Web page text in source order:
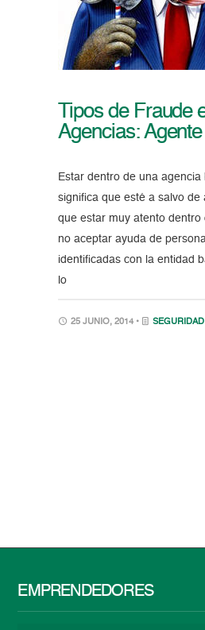
Tipos de Fraude
Agencias:
Estar dentro de una agencia
significa que esté a salvo de
que estar muy atento dentro
no aceptar ayuda de
identificadas con la entidad
lo
25 JUNIO, 2014 • SEGURIDAD
EMPRENDEDORES